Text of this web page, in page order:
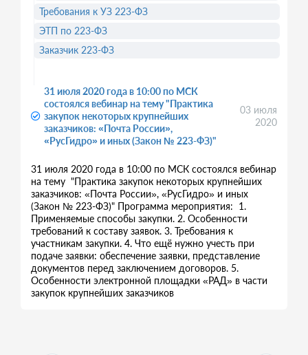
31 июля 2020 года в 10:00 по МСК
состоялся вебинар на тему "Практика
закупок некоторых крупнейших
заказчиков: «Почта России»,
«РусГидро» и иных (Закон № 223-ФЗ)"
03 июля
2020
31 июля 2020 года в 10:00 по МСК состоялся вебинар
на тему "Практика закупок некоторых крупнейших
заказчиков: «Почта России», «РусГидро» и иных
(Закон № 223-ФЗ)" Программа мероприятия: 1.
Применяемые способы закупки. 2. Особенности
требований к составу заявок. 3. Требования к
участникам закупки. 4. Что ещё нужно учесть при
подаче заявки: обеспечение заявки, представление
документов перед заключением договоров. 5.
Особенности электронной площадки «РАД» в части
закупок крупнейших заказчиков
Требования к УЗ 223-ФЗ
ЭТП по 223-ФЗ
Заказчик 223-ФЗ